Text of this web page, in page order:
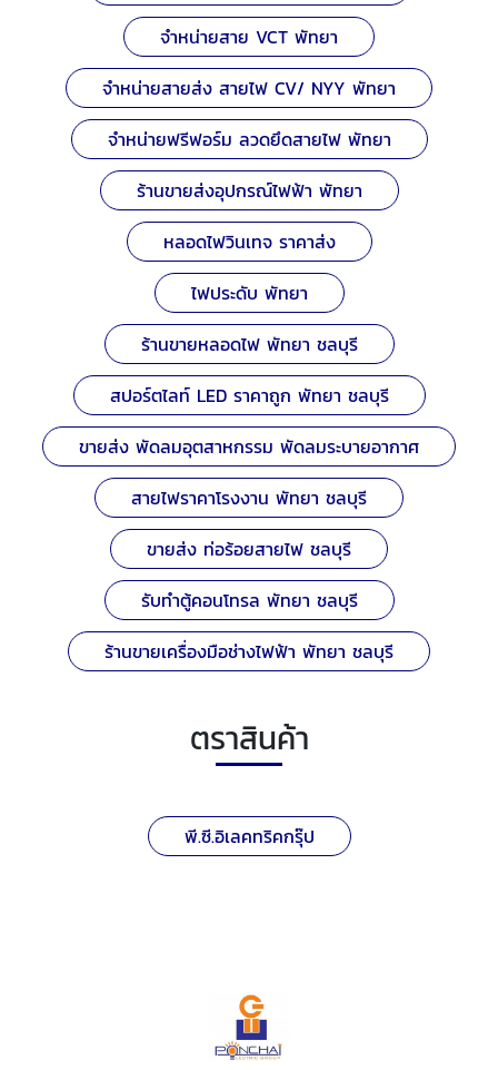
จำหน่ายสาย VCT พัทยา
จำหน่ายสายส่ง สายไฟ CV/ NYY พัทยา
จำหน่ายฟรีฟอร์ม ลวดยึดสายไฟ พัทยา
ร้านขายส่งอุปกรณ์ไฟฟ้า พัทยา
หลอดไฟวินเทจ ราคาส่ง
ไฟประดับ พัทยา
ร้านขายหลอดไฟ พัทยา ชลบุรี
สปอร์ตไลท์ LED ราคาถูก พัทยา ชลบุรี
ขายส่ง พัดลมอุตสาหกรรม พัดลมระบายอากาศ
สายไฟราคาโรงงาน พัทยา ชลบุรี
ขายส่ง ท่อร้อยสายไฟ ชลบุรี
รับทำตู้คอนโทรล พัทยา ชลบุรี
ร้านขายเครื่องมือช่างไฟฟ้า พัทยา ชลบุรี
ตราสินค้า
พี.ซี.อิเลคทริคกรุ๊ป